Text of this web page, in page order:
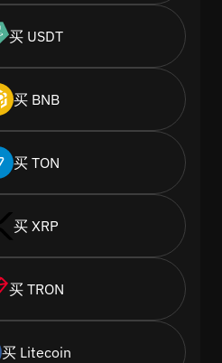
买 USDT
买 BNB
买 TON
买 XRP
买 TRON
买 Litecoin